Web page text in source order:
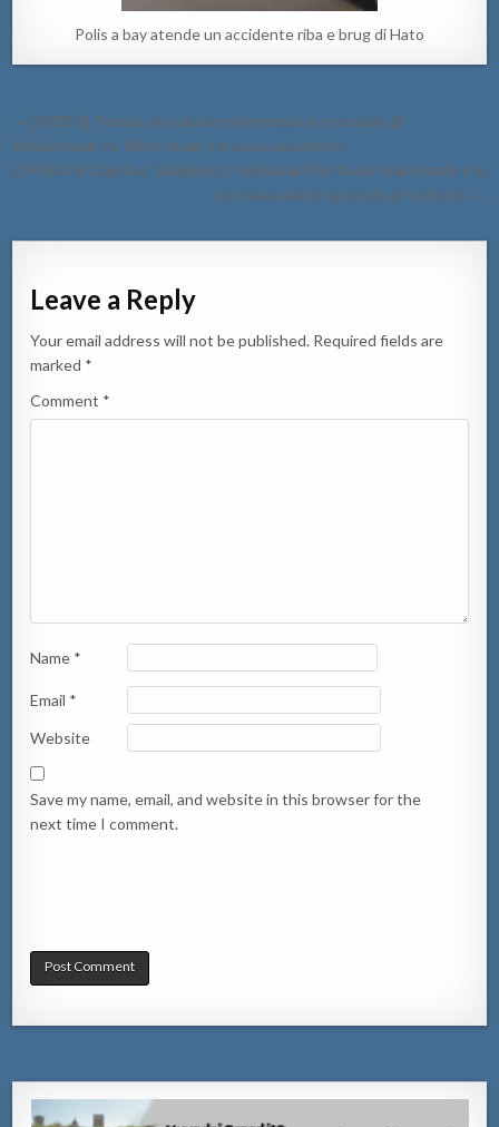
Polis a bay atende un accidente riba e brug di Hato
Post
navigation
← [VIDEO] Turista no a duna preferencia na e crusada di
Boliviastraat cu Weststraat y a causa accidente
OPINION: Dak di e “uitkijkpost” na Bubali Plas ta den mal estado y lo
por causa daño na hende of vehiculo →
Leave a Reply
Your email address will not be published. Required fields are
marked *
Comment *
Name *
Email *
Website
Save my name, email, and website in this browser for the
next time I comment.